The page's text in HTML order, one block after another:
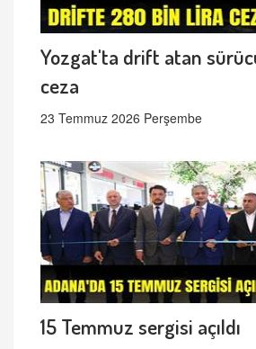
Yozgat'ta drift atan
ceza
23 Temmuz 2026 Perşembe
15 Temmuz sergisi açıldı